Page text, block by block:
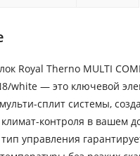
Royal Therno MULTI
white — это ключевой
сплит системы,
контроля в вашем
управления